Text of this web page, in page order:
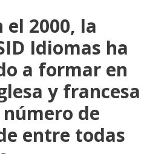
el 2000, la
Idiomas ha
a formar en
y francesa
de
entre todas